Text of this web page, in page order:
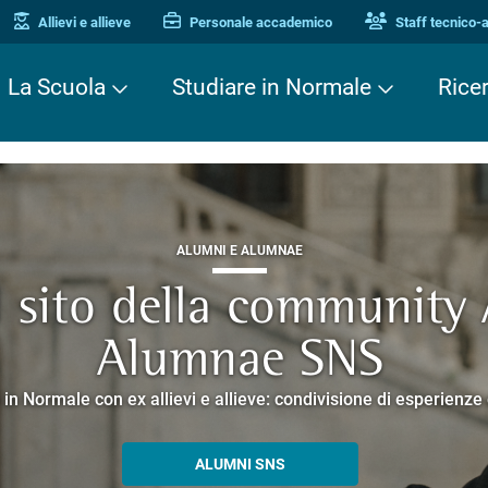
Allievi e allieve Personale accademico Staff tecnico-
La Scuola Studiare in Normale
TERZA MISSIONE
Piacere di
che racconta la ricerca e la cultura promosse dalla Scuola
ALUMNI E ALUMNAE
della community
Alumnae SNS
Normale con ex allievi e allieve: condivisione di
ALUMNI SNS
TERZA MISSIONE
Cavalieri. Una storia
guidati negli edifici storici che si affacciano su Piazza
EUROPEAN UNIVERSITIES
SCOPRI EELISA